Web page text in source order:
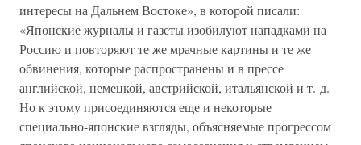
интересы на Дальнем Востоке», в которой писали:
«Японские журналы и газеты изобилуют нападками на
Россию и повторяют те же мрачные картины и те же
обвинения, которые распространены и в прессе
английской, немецкой, австрийской, итальянской и т. д.
Но к этому присоединяются еще и некоторые
специально-японские взгляды, объясняемые прогрессом